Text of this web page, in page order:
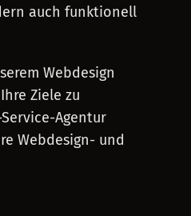
auch funktionell
Webdesign
Ziele zu
Agentur
Webdesign- und